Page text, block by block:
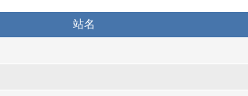
站名